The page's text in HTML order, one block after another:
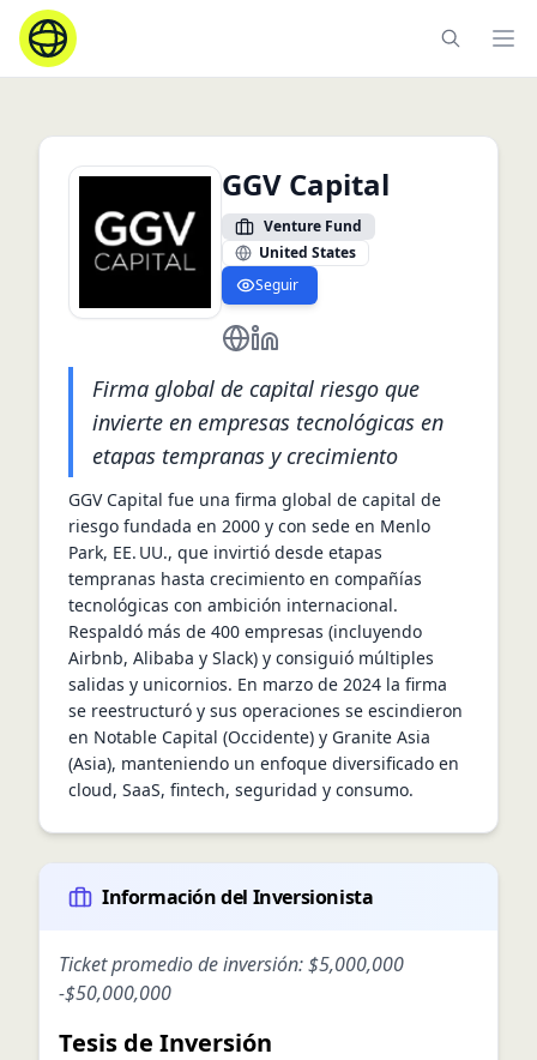
GGV Capital
Venture Fund
United States
Seguir
https://www.ggvc.com/
https://www.linkedin.com/
Firma global de capital riesgo que
invierte en empresas tecnológicas en
etapas tempranas y crecimiento
GGV Capital fue una firma global de capital de
riesgo fundada en 2000 y con sede en Menlo
Park, EE. UU., que invirtió desde etapas
tempranas hasta crecimiento en compañías
tecnológicas con ambición internacional.
Respaldó más de 400 empresas (incluyendo
Airbnb, Alibaba y Slack) y consiguió múltiples
salidas y unicornios. En marzo de 2024 la firma
se reestructuró y sus operaciones se escindieron
en Notable Capital (Occidente) y Granite Asia
(Asia), manteniendo un enfoque diversificado en
cloud, SaaS, fintech, seguridad y consumo.
Información del Inversionista
Ticket promedio de inversión:$5,000,000
-$50,000,000
Tesis de Inversión